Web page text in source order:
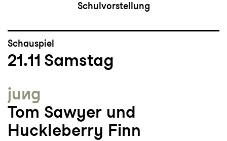
Schulvorstellung
Schauspiel
21.11 Samstag
jung
Tom Sawyer und
Huckleberry Finn